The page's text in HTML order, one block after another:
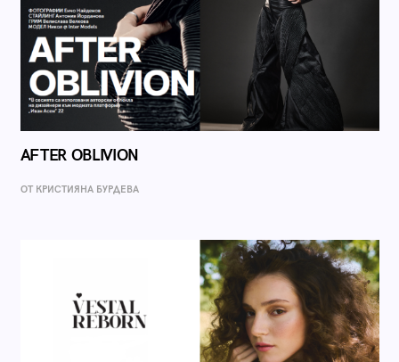
AFTER OBLIVION
ОТ КРИСТИЯНА БУРДЕВА